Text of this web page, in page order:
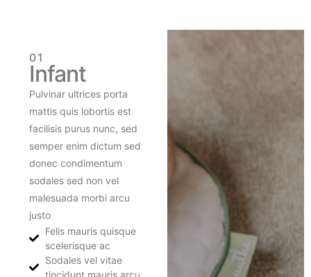
01
Infant
Pulvinar ultrices porta
mattis quis lobortis est
facilisis purus nunc, sed
semper enim dictum sed
donec condimentum
sodales sed non vel
malesuada morbi arcu
justo
Felis mauris quisque
scelerisque ac
Sodales vel vitae
tincidunt mauris arcu